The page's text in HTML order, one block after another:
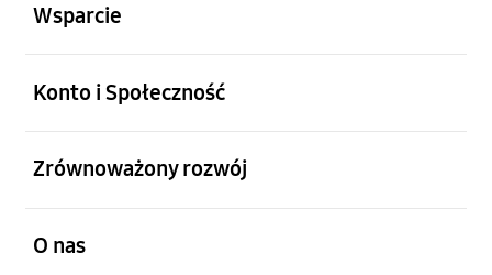
Wsparcie
Konto i Społeczność
Zrównoważony rozwój
O nas